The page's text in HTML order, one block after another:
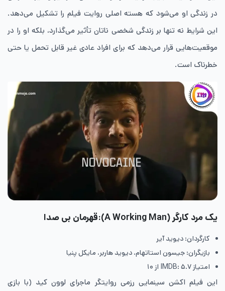
در زندگی او می‌شود که هسته اصلی روایت فیلم را تشکیل می‌دهد.
این شرایط نه ‌تنها بر زندگی شخصی ناتان تأثیر می‌گذارد، بلکه او را در
موقعیت‌هایی قرار می‌دهد که برای افراد عادی غیر قابل تحمل یا حتی
خطرناک است.
یک مرد کارگر (A Working Man):قهرمان بی صدا
کارگردان: دیوید آیر
بازیگران: جیسون استاتهام، دیوید هاربر، مایکل پنیا
امتیاز IMDB: ۵.۷ از ۱۰
این فیلم اکشن سینمایی رزمی روایتگر ماجرای لوون کید (با بازی